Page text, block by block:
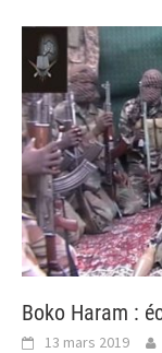
Boko Haram :
13 mars 2019